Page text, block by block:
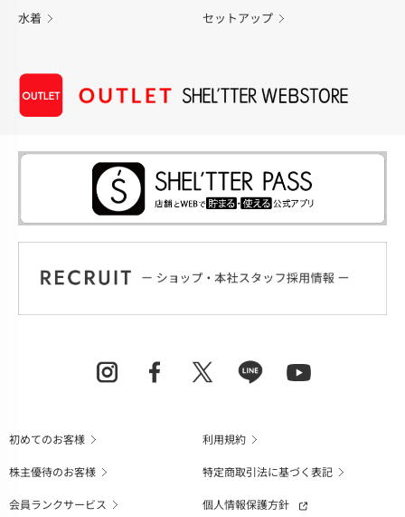
水着 セットアップ
初めてのお客様
利用規約
株主優待のお客様
特定商取引法に基づく表記
会員ランクサービス
個人情報保護方針